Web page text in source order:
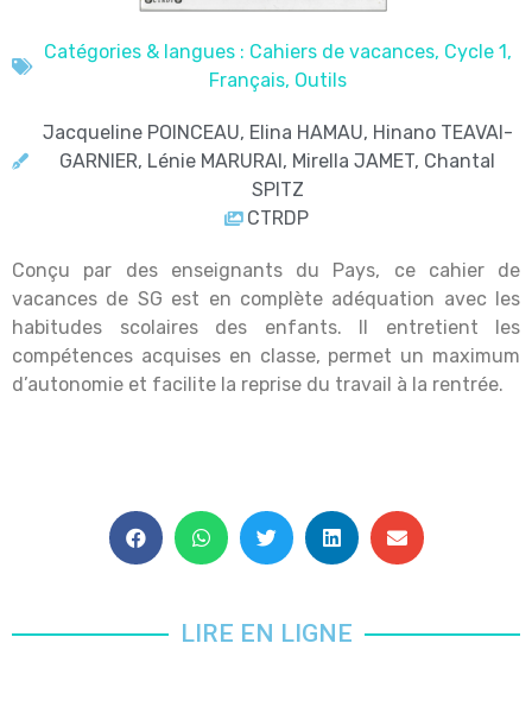
Catégories & langues : Cahiers de vacances, Cycle 1,
Français, Outils
Jacqueline POINCEAU, Elina HAMAU, Hinano TEAVAI-
GARNIER, Lénie MARURAI, Mirella JAMET, Chantal
SPITZ
CTRDP
Conçu par des enseignants du Pays, ce cahier de
vacances de SG est en complète adéquation avec les
habitudes scolaires des enfants. Il entretient les
compétences acquises en classe, permet un maximum
d’autonomie et facilite la reprise du travail à la rentrée.
LIRE EN LIGNE